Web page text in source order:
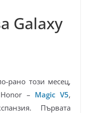
Galaxy
рано този месец,
– Magic V5,
Първата